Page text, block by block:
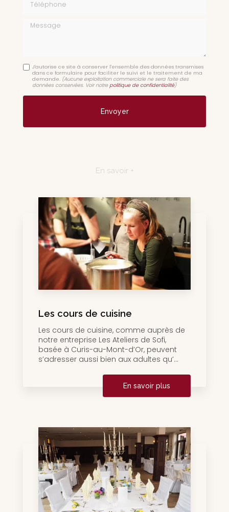
Message
J'autorise ce site à conserver l'ensemble des données transmises
dans ce formulaire pour faciliter le suivi et le traitement de ma
demande. (Aucune exploitation commerciale ne sera faite des
données conservées. Voir notre politique de confidentialité)
En savoir +
Les cours de cuisine
Les cours de cuisine, comme auprès de
notre entreprise Les Ateliers de Sofi,
basée à Curis-au-Mont-d’Or, peuvent
s’adresser aussi bien aux adultes qu’...
En savoir plus